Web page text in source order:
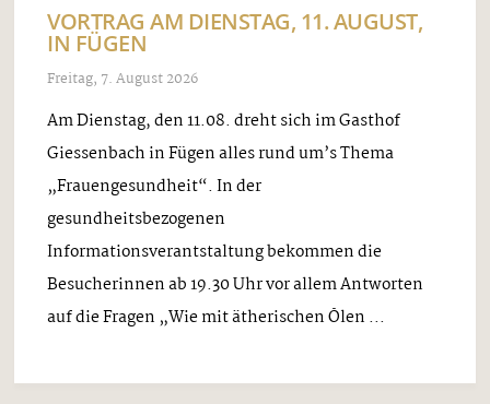
VORTRAG AM DIENSTAG, 11. AUGUST,
IN FÜGEN
Freitag, 7. August 2026
Am Dienstag, den 11.08. dreht sich im Gasthof
Giessenbach in Fügen alles rund um’s Thema
„Frauengesundheit“. In der
gesundheitsbezogenen
Informationsverantstaltung bekommen die
Besucherinnen ab 19.30 Uhr vor allem Antworten
auf die Fragen „Wie mit ätherischen Ölen ...